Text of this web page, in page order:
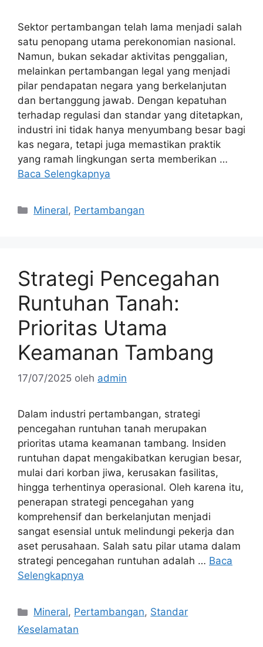
Sektor pertambangan telah lama menjadi salah
satu penopang utama perekonomian nasional.
Namun, bukan sekadar aktivitas penggalian,
melainkan pertambangan legal yang menjadi
pilar pendapatan negara yang berkelanjutan
dan bertanggung jawab. Dengan kepatuhan
terhadap regulasi dan standar yang ditetapkan,
industri ini tidak hanya menyumbang besar bagi
kas negara, tetapi juga memastikan praktik
yang ramah lingkungan serta memberikan …
Baca Selengkapnya
Kategori
Mineral, Pertambangan
Strategi Pencegahan
Runtuhan Tanah:
Prioritas Utama
Keamanan Tambang
17/07/2025 oleh admin
Dalam industri pertambangan, strategi
pencegahan runtuhan tanah merupakan
prioritas utama keamanan tambang. Insiden
runtuhan dapat mengakibatkan kerugian besar,
mulai dari korban jiwa, kerusakan fasilitas,
hingga terhentinya operasional. Oleh karena itu,
penerapan strategi pencegahan yang
komprehensif dan berkelanjutan menjadi
sangat esensial untuk melindungi pekerja dan
aset perusahaan. Salah satu pilar utama dalam
strategi pencegahan runtuhan adalah … Baca
Selengkapnya
Kategori
Mineral, Pertambangan, Standar
Keselamatan